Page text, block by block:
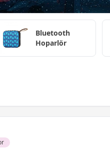
Bluetooth
Hoparlör